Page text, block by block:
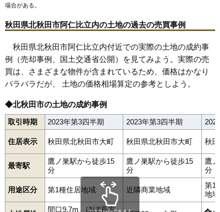
場合がある。
秋田県北秋田市阿仁比立内の土地の過去の売買事例
秋田県北秋田市阿仁比立内付近での実際の土地の成約事
例（売却事例、国土交通省公開）を見てみよう。実際の売
買は、さまざまな物件が含まれているため、価格はかなり
バラバラだが、 土地の価格相場算定の参考としよう。
◆北秋田市の土地の成約事例
取引時期 2023年第3四半期 2023年第3四半期
住居表示 秋田県北秋田市大町 秋田県北秋田市大町 秋
最寄駅
鷹ノ巣駅から徒歩15
分
鷹ノ巣駅から徒歩15
分
鷹
分
用途区分 第1種住居地域 近隣商業地域
第1
地域
間口9.7m、ほぼ長方